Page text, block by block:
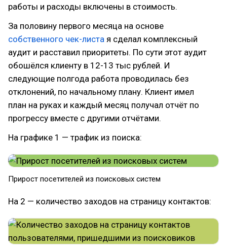
работы и расходы включены в стоимость.
За половину первого месяца на основе
собственного чек-листа я сделал комплексный
аудит и расставил приоритеты. По сути этот аудит
обошёлся клиенту в 12-13 тыс рублей. И
следующие полгода работа проводилась без
отклонений, по начальному плану. Клиент имел
план на руках и каждый месяц получал отчёт по
прогрессу вместе с другими отчётами.
На графике 1 — трафик из поиска:
Прирост посетителей из поисковых систем
На 2 — количество заходов на страницу контактов: